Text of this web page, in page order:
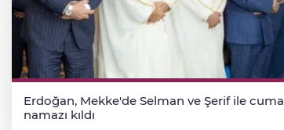
Erdoğan, Mekke'de Selman ve Şerif ile cuma
namazı kıldı